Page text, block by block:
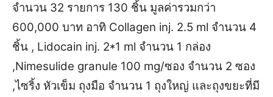
จำนวน 32 รายการ 130 ชิ้น มูลค่ารวมกว่า
600,000 บาท อาทิ Collagen inj. 2.5 ml จำนวน 4
ชิ้น , Lidocain inj. 2*1 ml จำนวน 1 กล่อง
,Nimesulide granule 100 mg/ซอง จำนวน 2 ซอง
,ไซริ้ง หัวเข็ม ถุงมือ จำนวน 1 ถุงใหญ่ และถุงขยะที่มี